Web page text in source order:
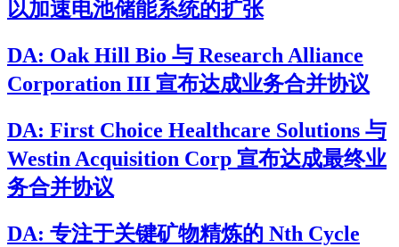
以加速电池储能系统的扩张
DA: Oak Hill Bio 与 Research Alliance
Corporation III 宣布达成业务合并协议
DA: First Choice Healthcare Solutions 与
Westin Acquisition Corp 宣布达成最终业
务合并协议
DA: 专注于关键矿物精炼的 Nth Cycle